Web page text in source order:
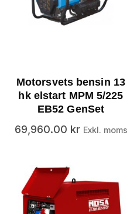
Motorsvets bensin 13
hk elstart MPM 5/225
EB52 GenSet
69,960.00 kr Exkl. moms